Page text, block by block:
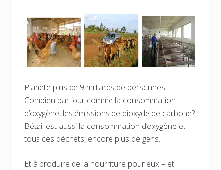
Planète plus de 9 milliards de personnes
Combien par jour comme la consommation
d’oxygène, les émissions de dioxyde de carbone?
Bétail est aussi la consommation d’oxygène et
tous ces déchets, encore plus de gens.
Et à produire de la nourriture pour eux – et